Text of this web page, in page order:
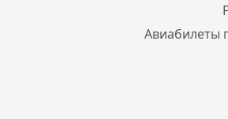
Авиабилеты